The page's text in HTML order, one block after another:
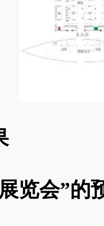
览会”的